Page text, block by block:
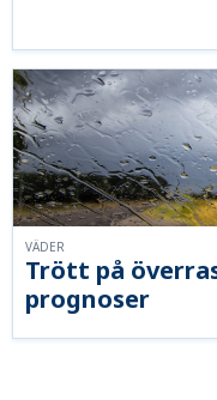
Trött på
prognoser
VÄDER